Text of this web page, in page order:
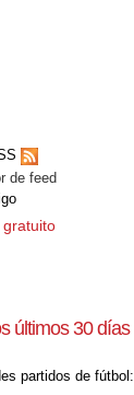
de feed
últimos 30 días
partidos de fútbol: